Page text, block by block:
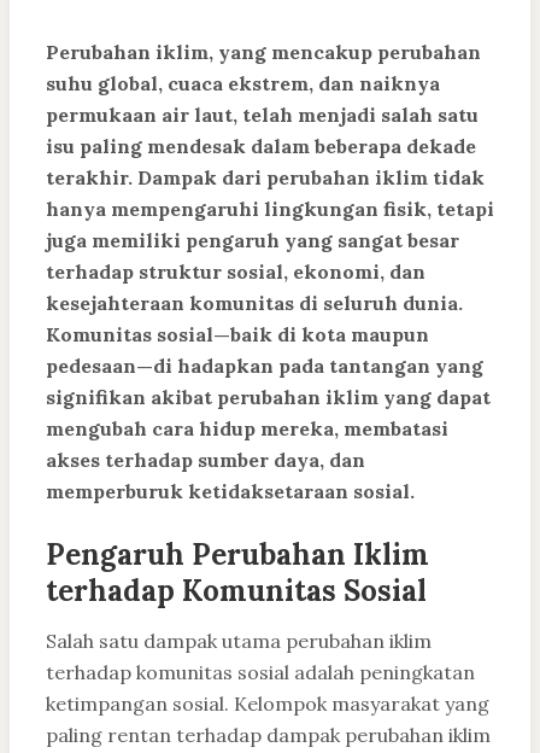
Perubahan iklim, yang mencakup perubahan
suhu global, cuaca ekstrem, dan naiknya
permukaan air laut, telah menjadi salah satu
isu paling mendesak dalam beberapa dekade
terakhir. Dampak dari perubahan iklim tidak
hanya mempengaruhi lingkungan fisik, tetapi
juga memiliki pengaruh yang sangat besar
terhadap struktur sosial, ekonomi, dan
kesejahteraan komunitas di seluruh dunia.
Komunitas sosial—baik di kota maupun
pedesaan—di hadapkan pada tantangan yang
signifikan akibat perubahan iklim yang dapat
mengubah cara hidup mereka, membatasi
akses terhadap sumber daya, dan
memperburuk ketidaksetaraan sosial.
Pengaruh Perubahan Iklim
terhadap Komunitas Sosial
Salah satu dampak utama perubahan iklim
terhadap komunitas sosial adalah peningkatan
ketimpangan sosial. Kelompok masyarakat yang
paling rentan terhadap dampak perubahan iklim